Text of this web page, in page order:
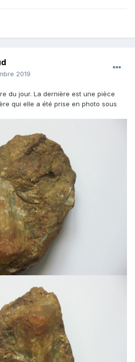
2019
du jour. La dernière est une pièce
qui elle a été prise en photo sous